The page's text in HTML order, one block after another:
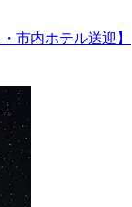
市内ホテル送迎】